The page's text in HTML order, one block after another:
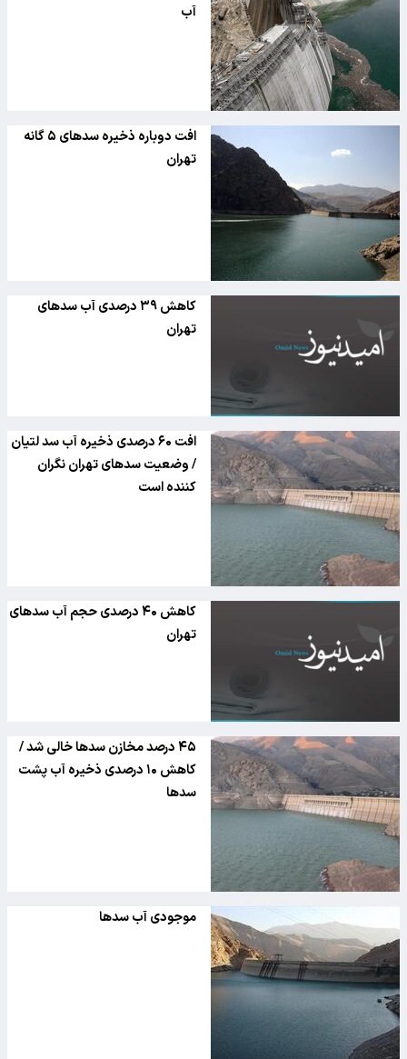
آب
افت دوباره ذخیره سدهای ۵ گانه
تهران
کاهش ۳۹ درصدی آب سدهای
تهران
افت ۶۰ درصدی ذخیره آب سد لتیان
/ وضعیت سدهای تهران نگران
کننده است
کاهش ۴۰ درصدی حجم آب سدهای
تهران
۴۵ درصد مخازن سدها خالی شد /
کاهش ۱۰ درصدی ذخیره آب پشت
سدها
موجودی آب سدها